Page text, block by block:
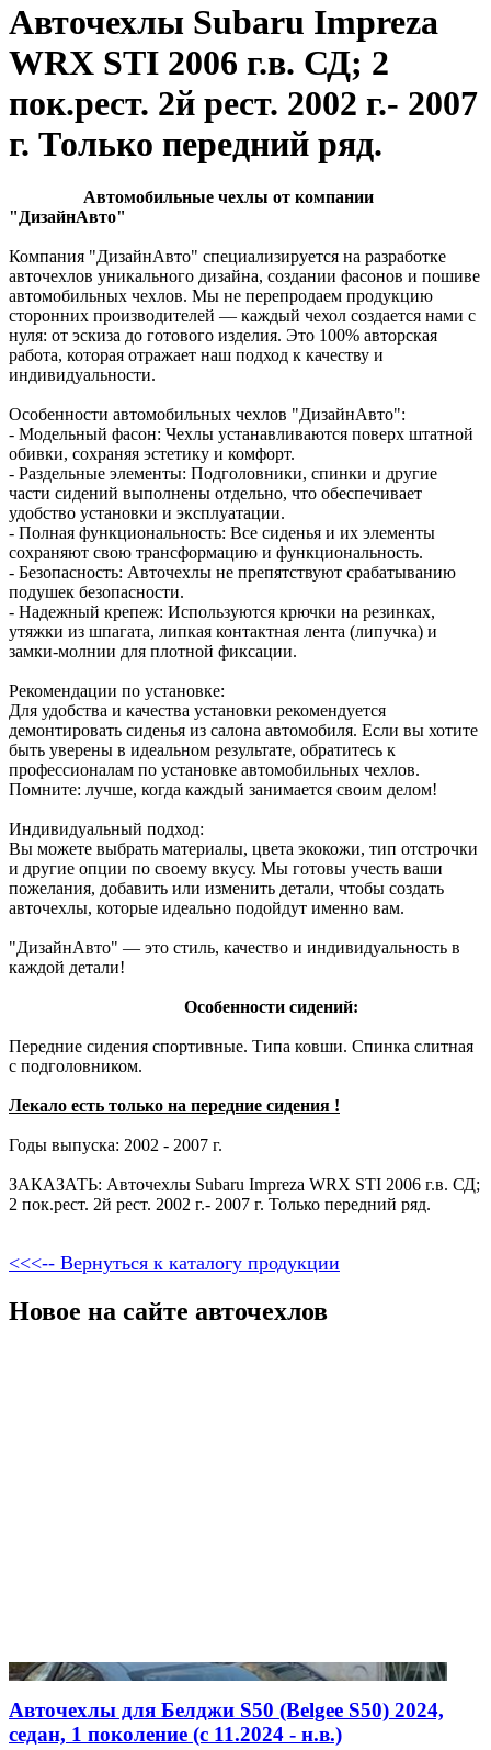
Авточехлы Subaru Impreza
WRX STI 2006 г.в. СД; 2
пок.рест. 2й рест. 2002 г.- 2007
г. Только передний ряд.
Автомобильные чехлы от компании
"ДизайнАвто"
Компания "ДизайнАвто" специализируется на разработке
авточехлов уникального дизайна, создании фасонов и пошиве
автомобильных чехлов. Мы не перепродаем продукцию
сторонних производителей — каждый чехол создается нами с
нуля: от эскиза до готового изделия. Это 100% авторская
работа, которая отражает наш подход к качеству и
индивидуальности.
Особенности автомобильных чехлов "ДизайнАвто":
- Модельный фасон: Чехлы устанавливаются поверх штатной
обивки, сохраняя эстетику и комфорт.
- Раздельные элементы: Подголовники, спинки и другие
части сидений выполнены отдельно, что обеспечивает
удобство установки и эксплуатации.
- Полная функциональность: Все сиденья и их элементы
сохраняют свою трансформацию и функциональность.
- Безопасность: Авточехлы не препятствуют срабатыванию
подушек безопасности.
- Надежный крепеж: Используются крючки на резинках,
утяжки из шпагата, липкая контактная лента (липучка) и
замки-молнии для плотной фиксации.
Рекомендации по установке:
Для удобства и качества установки рекомендуется
демонтировать сиденья из салона автомобиля. Если вы хотите
быть уверены в идеальном результате, обратитесь к
профессионалам по установке автомобильных чехлов.
Помните: лучше, когда каждый занимается своим делом!
Индивидуальный подход:
Вы можете выбрать материалы, цвета экокожи, тип отстрочки
и другие опции по своему вкусу. Мы готовы учесть ваши
пожелания, добавить или изменить детали, чтобы создать
авточехлы, которые идеально подойдут именно вам.
"ДизайнАвто" — это стиль, качество и индивидуальность в
каждой детали!
Особенности сидений:
Передние сидения спортивные. Типа ковши. Спинка слитная
с подголовником.
Лекало есть только на передние сидения !
Годы выпуска: 2002 - 2007 г.
ЗАКАЗАТЬ: Авточехлы Subaru Impreza WRX STI 2006 г.в. СД;
2 пок.рест. 2й рест. 2002 г.- 2007 г. Только передний ряд.
<<<-- Вернуться к каталогу продукции
Новое на сайте авточехлов
Авточехлы для Белджи S50 (Belgee S50) 2024,
седан, 1 поколение (c 11.2024 - н.в.)